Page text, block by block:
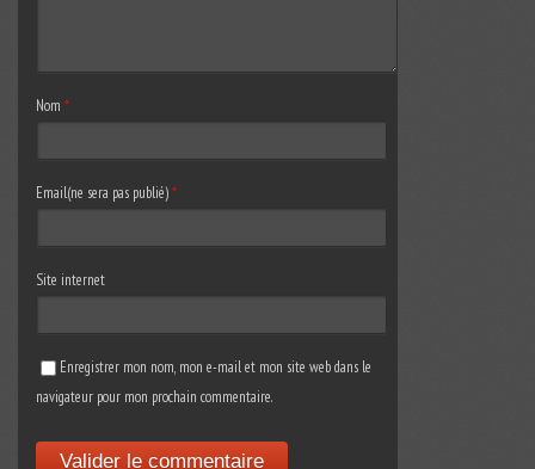
Nom *
Email(ne sera pas publié)*
Site internet
Enregistrer mon nom, mon e-mail et mon site web dans le
navigateur pour mon prochain commentaire.